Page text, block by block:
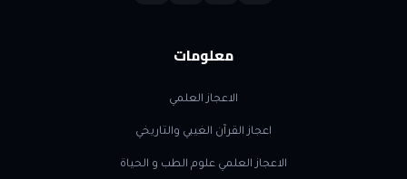
معلومات
الاعجاز العلمي
اعجاز القرآن الغيبي والتاريخي
الاعجاز العلمي علوم الطب و الحياة